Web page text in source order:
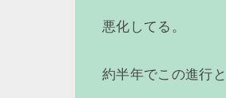
悪化してる。
約半年でこの進行